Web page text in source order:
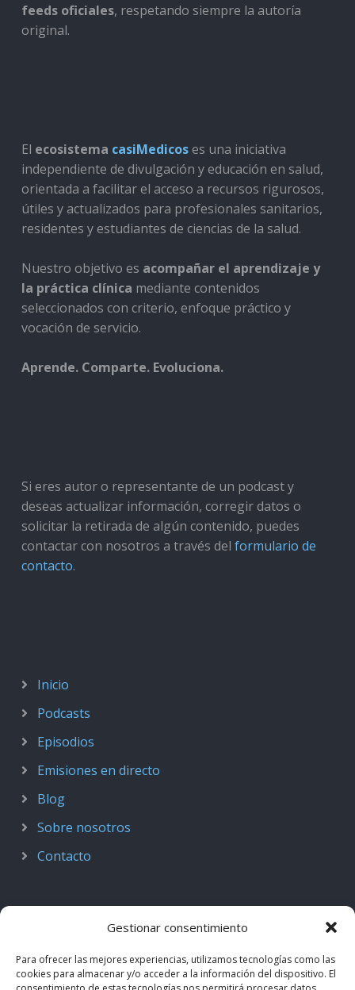
Gestionar consentimiento
Para ofrecer las mejores experiencias, utilizamos tecnologías como las
cookies para almacenar y/o acceder a la información del dispositivo. El
feeds oficiales, respetando siempre la autoría
original.
El ecosistema casiMedicoses una iniciativa
independiente de divulgación y educación en salud,
orientada a facilitar el acceso a recursos rigurosos,
útiles y actualizados para profesionales sanitarios,
residentes y estudiantes de ciencias de la salud.
Nuestro objetivo es acompañar el aprendizaje y
la práctica clínica mediante contenidos
seleccionados con criterio, enfoque práctico y
vocación de servicio.
Aprende. Comparte. Evoluciona.
Si eres autor o representante de un podcast y
deseas actualizar información, corregir datos o
solicitar la retirada de algún contenido, puedes
contactar con nosotros a través del formulario de
contacto.
Inicio
Podcasts
Episodios
Emisiones en directo
Blog
Sobre nosotros
Contacto